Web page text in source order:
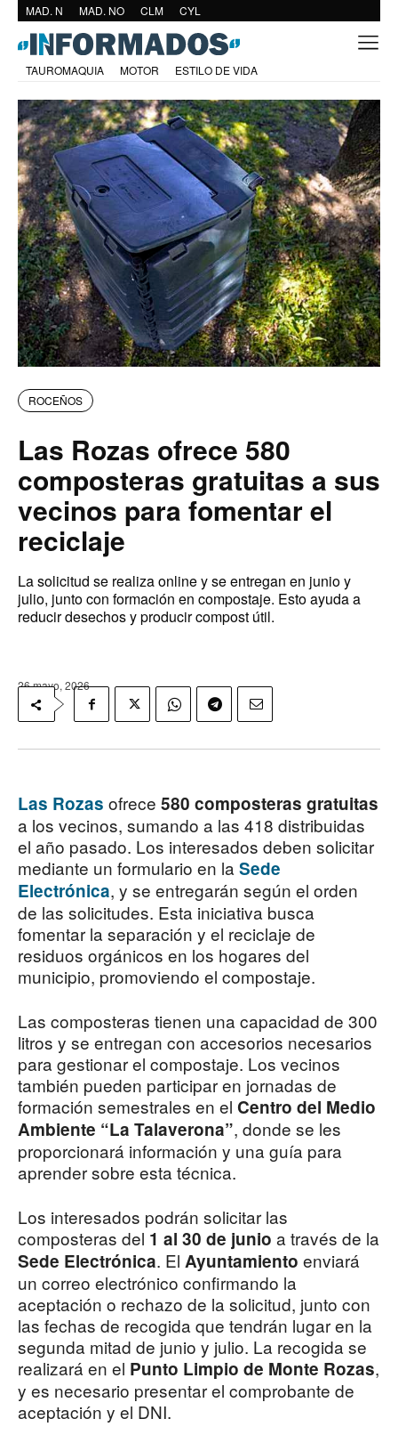
MAD. N MAD. NO CLM CYL
TAUROMAQUIA MOTOR ESTILO DE VIDA
ROCEÑOS
Las Rozas ofrece 580
composteras gratuitas a sus
vecinos para fomentar el
reciclaje
La solicitud se realiza online y se entregan en junio y
julio, junto con formación en compostaje. Esto ayuda a
reducir desechos y producir compost útil.
26 mayo, 2026
Las Rozas ofrece 580 composteras gratuitas
a los vecinos, sumando a las 418 distribuidas
el año pasado. Los interesados deben solicitar
mediante un formulario en la Sede
Electrónica, y se entregarán según el orden
de las solicitudes. Esta iniciativa busca
fomentar la separación y el reciclaje de
residuos orgánicos en los hogares del
municipio, promoviendo el compostaje.
Las composteras tienen una capacidad de 300
litros y se entregan con accesorios necesarios
para gestionar el compostaje. Los vecinos
también pueden participar en jornadas de
formación semestrales en el Centro del Medio
Ambiente “La Talaverona”, donde se les
proporcionará información y una guía para
aprender sobre esta técnica.
Los interesados podrán solicitar las
composteras del 1 al 30 de junio a través de la
Sede Electrónica. El Ayuntamiento enviará
un correo electrónico confirmando la
aceptación o rechazo de la solicitud, junto con
las fechas de recogida que tendrán lugar en la
segunda mitad de junio y julio. La recogida se
realizará en el Punto Limpio de Monte Rozas,
y es necesario presentar el comprobante de
aceptación y el DNI.